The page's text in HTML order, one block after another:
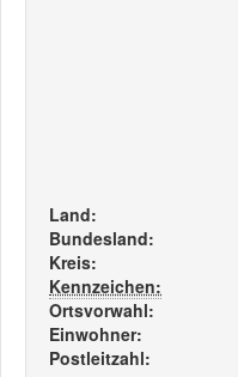
Land:
Bundesland:
Kreis:
Kennzeichen:
Ortsvorwahl:
Einwohner:
Postleitzahl: